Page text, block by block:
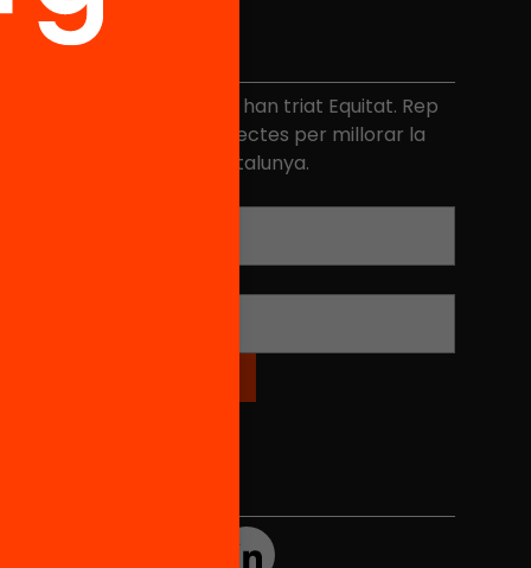
Més de 40.000 persones ja han triat Equitat. Rep
iniciatives, propostes i projectes per millorar la
qualitat de l'educació a Catalunya.